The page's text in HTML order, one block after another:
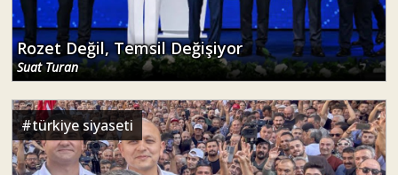
Rozet Değil, Temsil Değişiyor
Suat Turan
#türkiye siyaseti